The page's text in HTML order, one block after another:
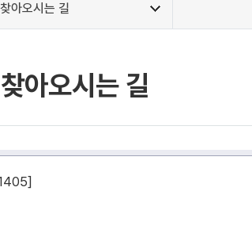
찾아오시는 길
찾아오시는 길